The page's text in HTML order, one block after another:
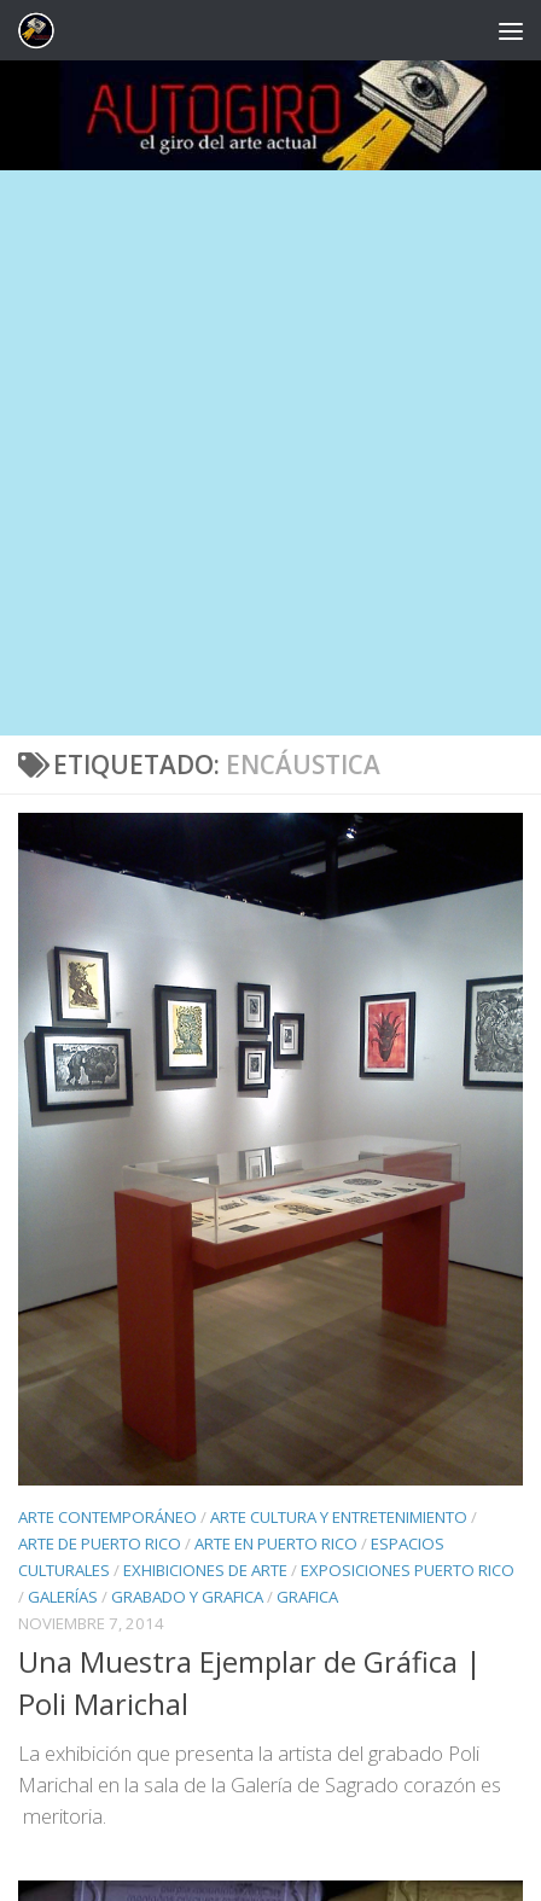
Saltar al contenido
ETIQUETADO: ENCÁUSTICA
ARTE CONTEMPORÁNEO /ARTE CULTURA Y ENTRETENIMIENTO /
ARTE DE PUERTO RICO /ARTE EN PUERTO RICO /ESPACIOS
CULTURALES /EXHIBICIONES DE ARTE /EXPOSICIONES PUERTO RICO
/ GALERÍAS / GRABADO Y GRAFICA/ GRAFICA
NOVIEMBRE 7, 2014
Una Muestra Ejemplar de Gráfica |
Poli Marichal
La exhibición que presenta la artista del grabado Poli
Marichal en la sala de la Galería de Sagrado corazón es
meritoria.